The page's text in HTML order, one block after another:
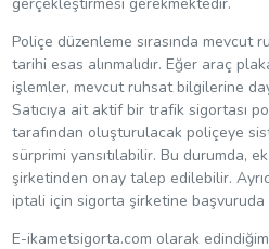
Poliçe düzenleme sırasında mevcut
tarihi esas alınmalıdır. Eğer araç
işlemler, mevcut ruhsat bilgilerine
Satıcıya ait aktif bir trafik sigortası
tarafından oluşturulacak poliçeye
sürprimi yansıtılabilir. Bu durumda,
şirketinden onay talep edilebilir.
iptali için sigorta şirketine başvuruda
E-ikametsigorta.com olarak